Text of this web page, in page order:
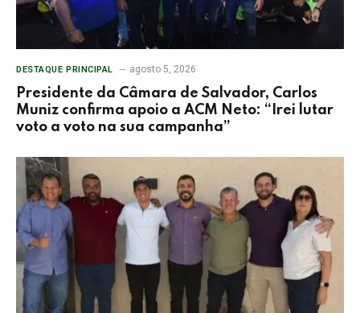
DESTAQUE PRINCIPAL agosto 5, 2026
Presidente da Câmara de Salvador, Carlos
Muniz confirma apoio a ACM Neto: “Irei lutar
voto a voto na sua campanha”